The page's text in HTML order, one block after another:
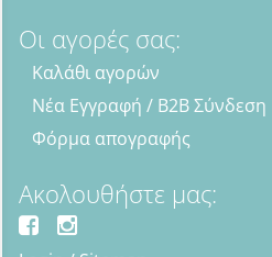
Οι αγορές σας:
Καλάθι αγορών
Νέα Εγγραφή / B2B Σύνδεση
Φόρμα απογραφής
Ακολουθήστε μας: